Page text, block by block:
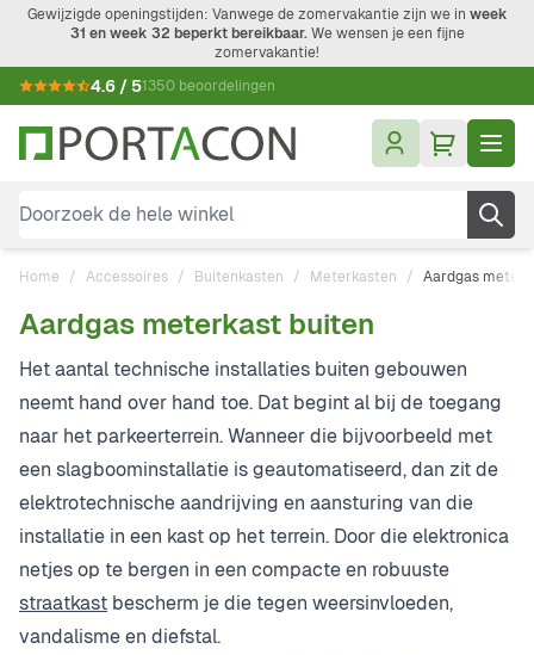
Ga naar de inhoud
Gewijzigde openingstijden: Vanwege de zomervakantie zijn we in week
31 en week 32 beperkt bereikbaar.We wensen je een fijne
zomervakantie!
4.6 / 51350 beoordelingen
Doorzoek de hele winkel
Home / Accessoires / Buitenkasten / Meterkasten / Aardgas
Aardgas meterkast buiten
Het aantal technische installaties buiten gebouwen
neemt hand over hand toe. Dat begint al bij de toegang
naar het parkeerterrein. Wanneer die bijvoorbeeld met
een slagboominstallatie is geautomatiseerd, dan zit de
elektrotechnische aandrijving en aansturing van die
installatie in een kast op het terrein. Door die elektronica
netjes op te bergen in een compacte en robuuste
straatkast bescherm je die tegen weersinvloeden,
vandalisme en diefstal.